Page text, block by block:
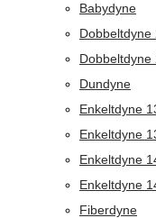
Babydyne
Dobbeltdyne
Dobbeltdyne
Dundyne
Enkeltdyne
Enkeltdyne
Enkeltdyne
Enkeltdyne
Fiberdyne